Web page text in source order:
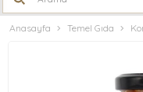
Anasayfa Temel Gıda